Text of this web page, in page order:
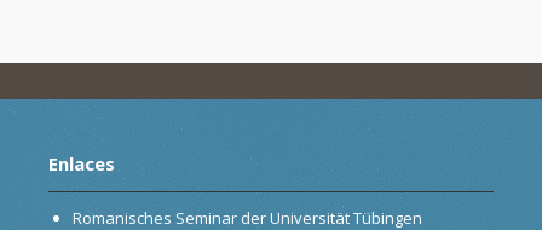
Enlaces
Romanisches Seminar der Universität Tübingen